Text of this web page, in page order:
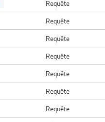
Requête
Requête
Requête
Requête
Requête
Requête
Requête